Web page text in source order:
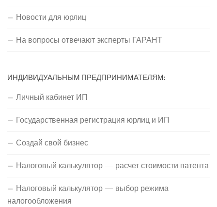
Новости для юрлиц
На вопросы отвечают эксперты ГАРАНТ
ИНДИВИДУАЛЬНЫМ ПРЕДПРИНИМАТЕЛЯМ:
Личный кабинет ИП
Государственная регистрация юрлиц и ИП
Создай свой бизнес
Налоговый калькулятор — расчет стоимости патента
Налоговый калькулятор — выбор режима
налогообложения